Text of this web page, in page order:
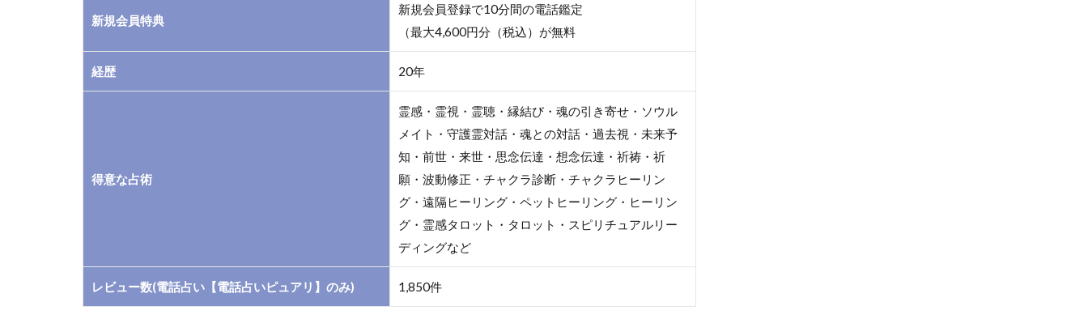
2.彩
み)先
生の
2.彩
美(あ
占術
1.4
新規会員特典
新規会員登録で10分間の電話鑑定
（最大4,600円分（税込）が無料
経歴 20年
得意な占術
霊感・霊視・霊聴・縁結び・魂の引き寄せ・ソウル
メイト・守護霊対話・魂との対話・過去視・未来予
知・前世・来世・思念伝達・想念伝達・祈祷・祈
願・波動修正・チャクラ診断・チャクラヒーリン
グ・遠隔ヒーリング・ペットヒーリング・ヒーリン
グ・霊感タロット・タロット・スピリチュアルリー
ディングなど
レビュー数(電話占い【電話占いピュアリ】のみ) 1,850件